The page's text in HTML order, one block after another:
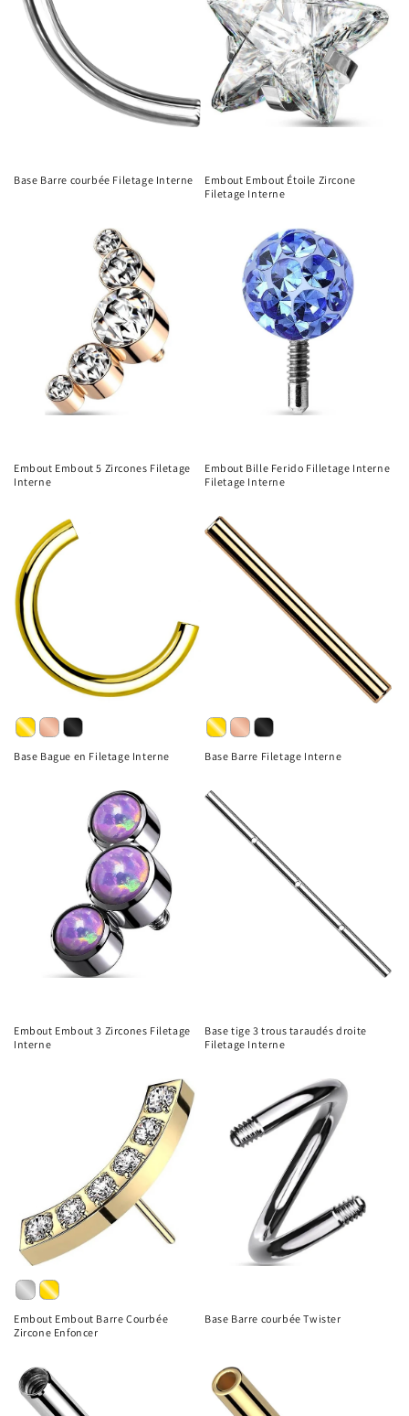
Base Barre courbée Filetage Interne
Embout Embout Étoile Zircone
Filetage Interne
Embout Embout 5 Zircones Filetage
Interne
Embout Bille Ferido Filletage Interne
Filetage Interne
Base Bague en Filetage Interne Base Barre Filetage Interne
Embout Embout 3 Zircones Filetage
Interne
Base tige 3 trous taraudés droite
Filetage Interne
Embout Embout Barre Courbée
Zircone Enfoncer
Base Barre courbée Twister